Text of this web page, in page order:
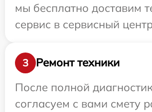
мы бесплатно доставим
сервис в сервисный
3
Ремонт техники
После полной
согласуем с вами смету